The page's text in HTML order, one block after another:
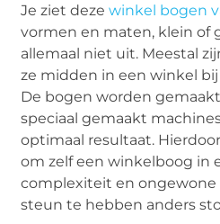
Je ziet dezewinkel bogen
vormen en maten, klein of
allemaal niet uit. Meestal
ze midden in een winkel
De bogen worden
speciaal gemaakt
optimaal resultaat.
om zelf een winkelboog in
complexiteit en
steun te hebben anders